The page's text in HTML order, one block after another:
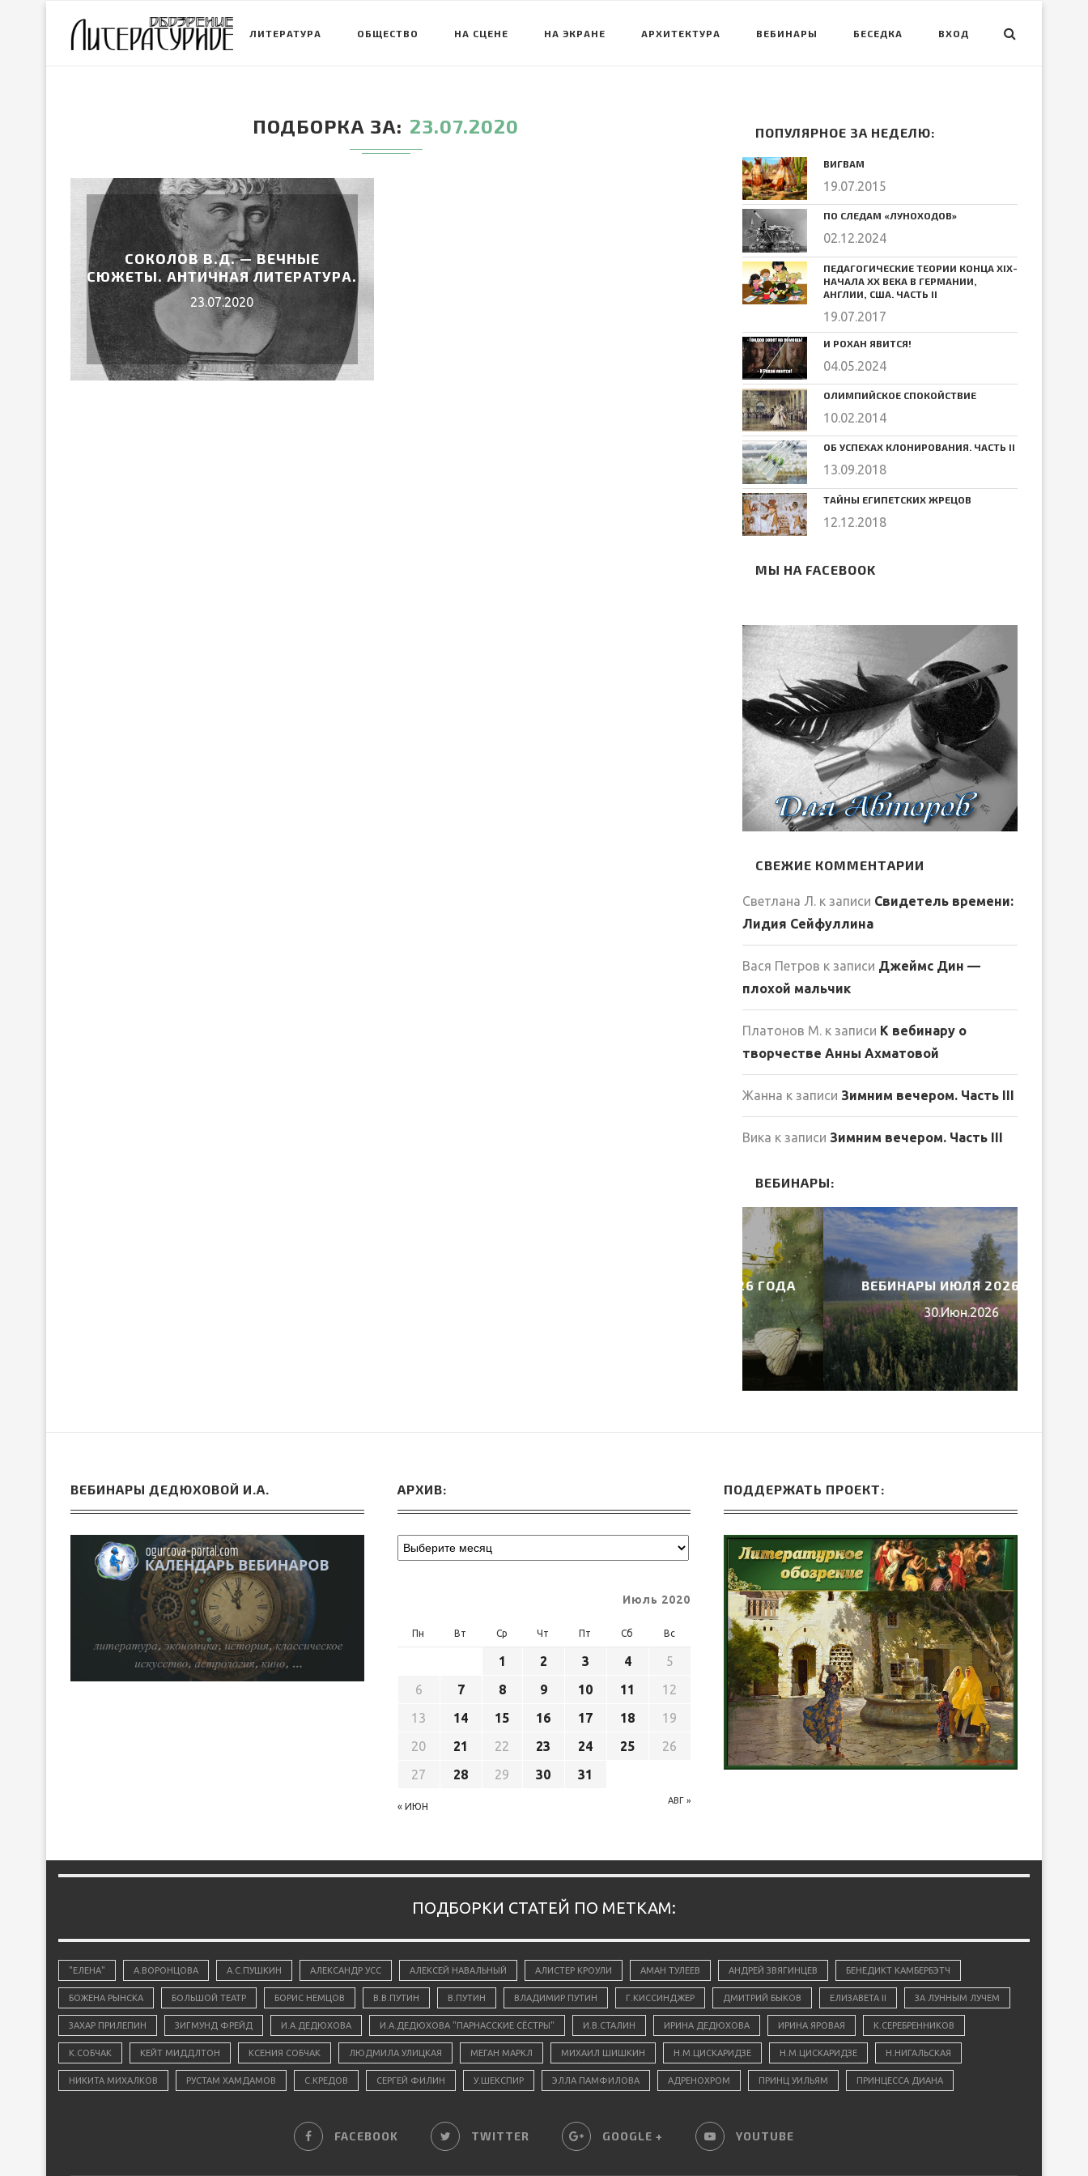
ЛИТЕРАТУРА ОБЩЕСТВО НА СЦЕНЕ НА ЭКРАНЕ АРХИТЕКТУРА ВЕБИНАРЫ БЕСЕДКА ВХОД
ПОДБОРКА ЗА 23.07.2020
СОКОЛОВ В.Д. — ВЕЧНЫЕ
СЮЖЕТЫ. АНТИЧНАЯ ЛИТЕРАТУРА.
23.07.2020
ПОПУЛЯРНОЕ ЗА НЕДЕЛЮ:
ВИГВАМ
19.07.2015
ПО СЛЕДАМ «ЛУНОХОДОВ»
02.12.2024
ПЕДАГОГИЧЕСКИЕ ТЕОРИИ КОНЦА ХIХ-
НАЧАЛА ХХ ВЕКА В ГЕРМАНИИ,
АНГЛИИ, США. ЧАСТЬ II
19.07.2017
И РОХАН ЯВИТСЯ!
04.05.2024
ОЛИМПИЙСКОЕ СПОКОЙСТВИЕ
10.02.2014
ОБ УСПЕХАХ КЛОНИРОВАНИЯ. ЧАСТЬ II
13.09.2018
ТАЙНЫ ЕГИПЕТСКИХ ЖРЕЦОВ
12.12.2018
МЫ НА FACEBOOK
СВЕЖИЕ КОММЕНТАРИИ
Светлана Л. к записи Свидетель времени:
Лидия Сейфуллина
Вася Петров к записи Джеймс Дин —
плохой мальчик
Платонов М. к записи К вебинару о
творчестве Анны Ахматовой
Жанна к записи Зимним вечером. Часть III
Вика к записи Зимним вечером. Часть III
ВЕБИНАРЫ:
ВЕБИНАРЫ ИЮЛЯ 2026 ГОДА
30.Июн.2026
ВЕБИНАРЫ ДЕДЮХОВОЙ И.А. АРХИВ:
Июль 2020
Пн Вт Ср Чт Пт Сб Вс
« ИЮН
АВГ »
1 2 3 4
5
6
7 8 9 10 11
12
13
14 15 16 17 18
19
20
21 22 23 24 25
26
27
28 29 30 31
ПОДДЕРЖАТЬ ПРОЕКТ:
ПОДБОРКИ СТАТЕЙ ПО МЕТКАМ:
"ЕЛЕНА" А.ВОРОНЦОВА А.С.ПУШКИН АЛЕКСАНДР УСС АЛЕКСЕЙ НАВАЛЬНЫЙ АЛИСТЕР КРОУЛИ АМАН ТУЛЕЕВ АНДРЕЙ ЗВЯГИНЦЕВ БЕНЕДИКТ КАМБЕРБЭТЧ
БОЖЕНА РЫНСКА БОЛЬШОЙ ТЕАТР БОРИС НЕМЦОВ В.В.ПУТИН В.ПУТИН ВЛАДИМИР ПУТИН Г.КИССИНДЖЕР ДМИТРИЙ БЫКОВ ЕЛИЗАВЕТА II ЗА ЛУННЫМ ЛУЧЕМ
ЗАХАР ПРИЛЕПИН ЗИГМУНД ФРЕЙД И.А.ДЕДЮХОВА И.А.ДЕДЮХОВА "ПАРНАССКИЕ СЁСТРЫ" И.В.СТАЛИН ИРИНА ДЕДЮХОВА ИРИНА ЯРОВАЯ К.СЕРЕБРЕННИКОВ
К.СОБЧАК КЕЙТ МИДДЛТОН КСЕНИЯ СОБЧАК ЛЮДМИЛА УЛИЦКАЯ МЕГАН МАРКЛ МИХАИЛ ШИШКИН Н.М.ЦИСКАРИДЗЕ Н.М.ЦИСКАРИДЗЕ Н.НИГАЛЬСКАЯ
НИКИТА МИХАЛКОВ РУСТАМ ХАМДАМОВ С.КРЕДОВ СЕРГЕЙ ФИЛИН У.ШЕКСПИР ЭЛЛА ПАМФИЛОВА АДРЕНОХРОМ ПРИНЦ УИЛЬЯМ ПРИНЦЕССА ДИАНА
FACEBOOK TWITTER GOOGLE + YOUTUBE